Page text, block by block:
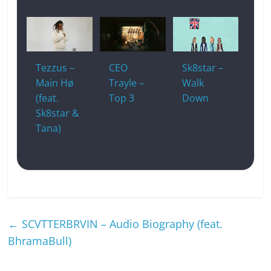
Tezzus –
Main Hø
(feat.
Sk8star &
Tana)
CEO
Trayle –
Top 3
Sk8star –
Walk
Down
← SCVTTERBRVIN – Audio Biography (feat.
BhramaBull)